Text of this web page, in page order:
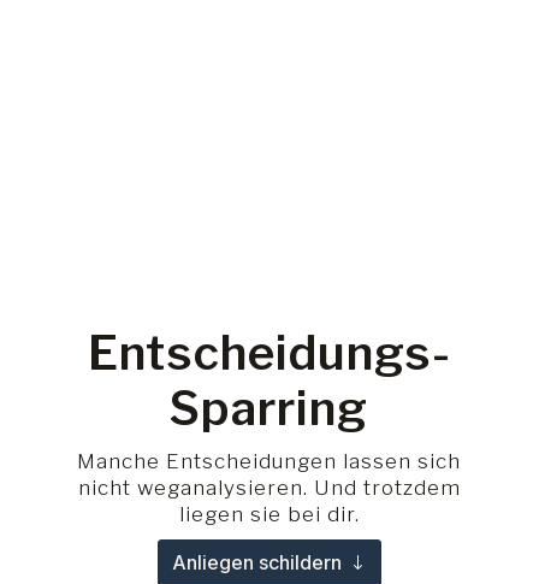
Entscheidungs-
Sparring
Manche Entscheidungen lassen sich
nicht weganalysieren. Und trotzdem
liegen sie bei dir.
Anliegen schildern